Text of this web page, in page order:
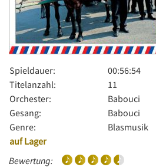
Spieldauer:
00:56:54
Titelanzahl:
11
Orchester:
Babouci
Gesang:
Babouci
Genre:
Blasmusik
auf Lager
Bewertung: